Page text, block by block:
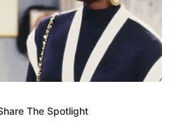
alguna alteración auditiva
Hospital del Niño